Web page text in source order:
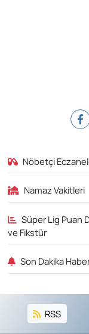
Nöbetçi
Namaz Vakitleri
Süper Lig Puan
ve Fikstür
Son Dakika
RSS